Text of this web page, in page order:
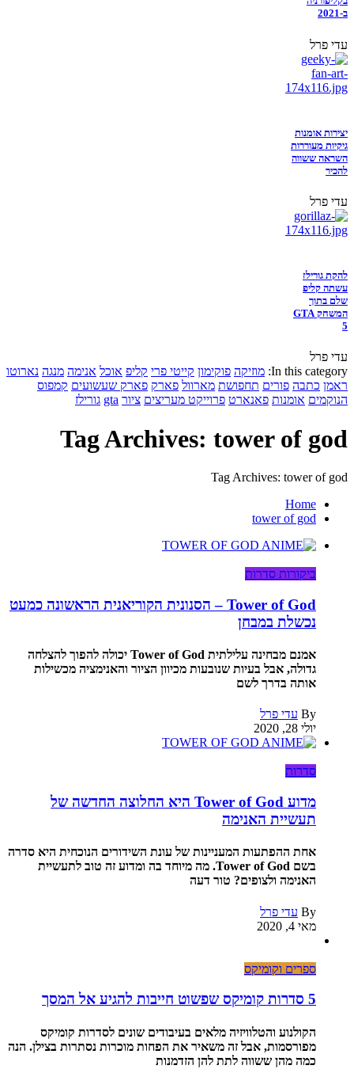
ב-2021
עדי פרל
יצירות אומנות
גיקיות מעוררות
השראה ששווה
להכיר
עדי פרל
להקת גורילז
עשתה קליפ
שלם בתוך
המשחק GTA
5
עדי פרל
In this category: מוזיקה פוקימון קייטי פרי קליפ אוכל אנימה מנגה נארוטו
ראמן כתבה פורים תחפושת מארוול פארק פארק שעשועים קמפוס
הנוקמים אומנות פאנארט פרוייקט מעריצים ציור gta גורילז
Tag Archives: tower of god
Tag Archives: tower of god
Home
tower of god
ביקורות סדרות
Tower of God – הסנונית הקוריאנית הראשונה כמעט
נכשלת במבחן
אמנם מבחינה עלילתית Tower of God יכולה להפוך להצלחה
גדולה, אבל בעיות שנובעות מכיוון הציור והאנימציה מכשילות
אותה בדרך לשם
By עדי פרל
יולי 28, 2020
סדרות
מדוע Tower of God היא החלוצה החדשה של
תעשיית האנימה
אחת ההפתעות המעניינות של עונת השידורים הנוכחית היא סדרה
בשם Tower of God. מה מיוחד בה ומדוע זה טוב לתעשיית
האנימה ולצופים? טור דעה
By עדי פרל
מאי 4, 2020
ספרים וקומיקס
5 סדרות קומיקס שפשוט חייבות להגיע אל המסך
הקולנוע והטלוויזיה מלאים בעיבודים שונים לסדרות קומיקס
מפורסמות, אבל זה משאיר את הפחות מוכרות נסתרות בצילן. הנה
כמה מהן ששווה לתת להן הזדמנות